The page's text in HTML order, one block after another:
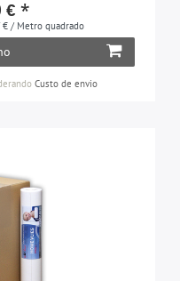
3
sala de crianças,
€ *
€ / Metro quadrado
Custo de envio